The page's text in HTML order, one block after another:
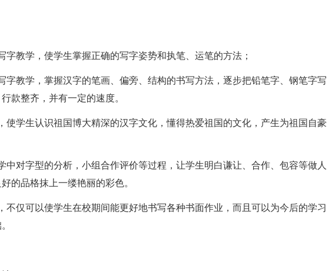
字教学，使学生掌握正确的写字姿势和执笔、运笔的方法；
字教学，掌握汉字的笔画、偏旁、结构的书写方法，逐步把铅笔字、钢笔字写
款整齐，并有一定的速度。
使学生认识祖国博大精深的汉字文化，懂得热爱祖国的文化，产生为祖国自豪
中对字型的分析，小组合作评价等过程，让学生明白谦让、合作、包容等做人
的品格抹上一缕艳丽的彩色。
不仅可以使学生在校期间能更好地书写各种书面作业，而且可以为今后的学习